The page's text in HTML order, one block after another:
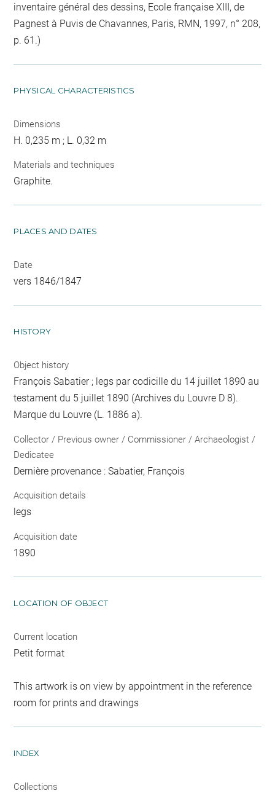
inventaire général des dessins, Ecole française XIII, de
Pagnest à Puvis de Chavannes, Paris, RMN, 1997, n° 208,
p. 61.)
PHYSICAL CHARACTERISTICS
Dimensions
H. 0,235 m ; L. 0,32 m
Materials and techniques
Graphite.
PLACES AND DATES
Date
vers 1846/1847
HISTORY
Object history
François Sabatier ; legs par codicille du 14 juillet 1890 au
testament du 5 juillet 1890 (Archives du Louvre D 8).
Marque du Louvre (L. 1886 a).
Collector / Previous owner / Commissioner / Archaeologist /
Dedicatee
Dernière provenance : Sabatier, François
Acquisition details
legs
Acquisition date
1890
LOCATION OF OBJECT
Current location
Petit format
This artwork is on view by appointment in the reference
room for prints and drawings
INDEX
Collections